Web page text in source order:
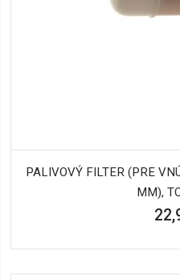
PALIVOVÝ FILTER (PRE
MM),